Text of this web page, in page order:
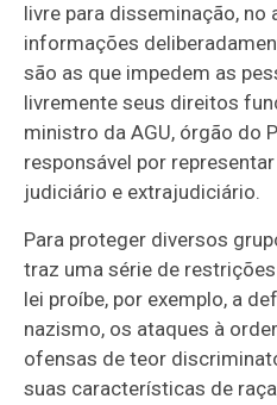
livre para disseminação, no
informações
são as que impedem as
livremente seus direitos
ministro da AGU, órgão do
responsável por
judiciário e extrajudiciário.
Para proteger diversos
traz uma série de
lei proíbe, por exemplo, a
nazismo, os ataques à
ofensas de teor
suas características de